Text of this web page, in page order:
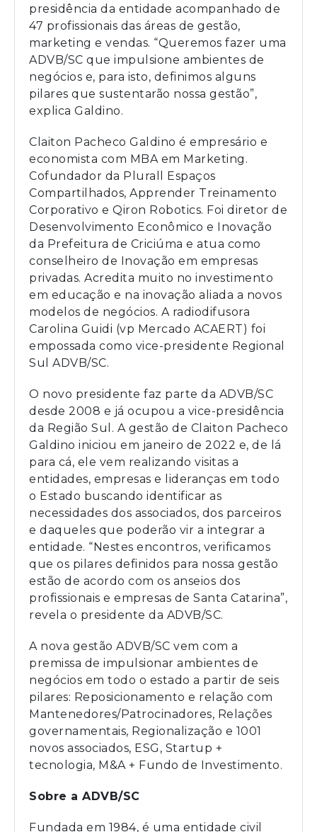
presidência da entidade acompanhado de
47 profissionais das áreas de gestão,
marketing e vendas. “Queremos fazer uma
ADVB/SC que impulsione ambientes de
negócios e, para isto, definimos alguns
pilares que sustentarão nossa gestão”,
explica Galdino.
Claiton Pacheco Galdino é empresário e
economista com MBA em Marketing.
Cofundador da Plurall Espaços
Compartilhados, Apprender Treinamento
Corporativo e Qiron Robotics. Foi diretor de
Desenvolvimento Econômico e Inovação
da Prefeitura de Criciúma e atua como
conselheiro de Inovação em empresas
privadas. Acredita muito no investimento
em educação e na inovação aliada a novos
modelos de negócios. A radiodifusora
Carolina Guidi (vp Mercado ACAERT) foi
empossada como vice-presidente Regional
Sul ADVB/SC.
O novo presidente faz parte da ADVB/SC
desde 2008 e já ocupou a vice-presidência
da Região Sul. A gestão de Claiton Pacheco
Galdino iniciou em janeiro de 2022 e, de lá
para cá, ele vem realizando visitas a
entidades, empresas e lideranças em todo
o Estado buscando identificar as
necessidades dos associados, dos parceiros
e daqueles que poderão vir a integrar a
entidade. “Nestes encontros, verificamos
que os pilares definidos para nossa gestão
estão de acordo com os anseios dos
profissionais e empresas de Santa Catarina”,
revela o presidente da ADVB/SC.
A nova gestão ADVB/SC vem com a
premissa de impulsionar ambientes de
negócios em todo o estado a partir de seis
pilares: Reposicionamento e relação com
Mantenedores/Patrocinadores, Relações
governamentais, Regionalização e 1001
novos associados, ESG, Startup +
tecnologia, M&A + Fundo de Investimento.
Sobre a ADVB/SC
Fundada em 1984, é uma entidade civil